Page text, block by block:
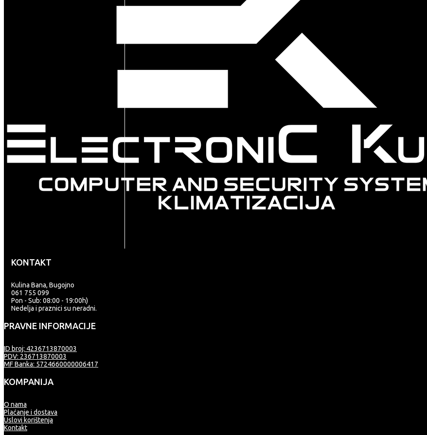
KONTAKT
Kulina Bana, Bugojno
061 755 099
Pon - Sub: 08:00 - 19:00h)
Nedelja i praznici su neradni.
PRAVNE INFORMACIJE
ID broj: 4236713870003
PDV: 236713870003
MF Banka: 5724660000006417
KOMPANIJA
O nama
Plaćanje i dostava
Uslovi korištenja
Kontakt